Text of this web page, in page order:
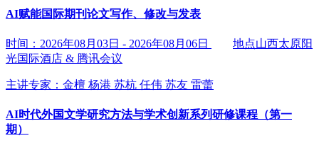
AI赋能国际期刊论文写作、修改与发表
时间：2026年08月03日 - 2026年08月06日
地点山西太原阳
光国际酒店 & 腾讯会议
主讲专家： 金檀 杨港 苏杭 任伟 苏友 雷蕾
AI时代外国文学研究方法与学术创新系列研修课程（第一
期）